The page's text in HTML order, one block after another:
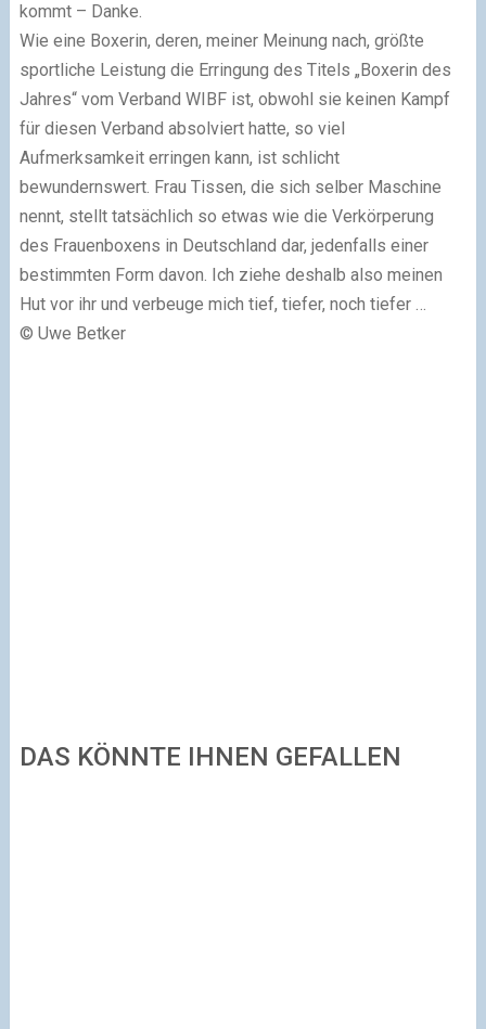
kommt – Danke.
Wie eine Boxerin, deren, meiner Meinung nach, größte
sportliche Leistung die Erringung des Titels „Boxerin des
Jahres“ vom Verband WIBF ist, obwohl sie keinen Kampf
für diesen Verband absolviert hatte, so viel
Aufmerksamkeit erringen kann, ist schlicht
bewundernswert. Frau Tissen, die sich selber Maschine
nennt, stellt tatsächlich so etwas wie die Verkörperung
des Frauenboxens in Deutschland dar, jedenfalls einer
bestimmten Form davon. Ich ziehe deshalb also meinen
Hut vor ihr und verbeuge mich tief, tiefer, noch tiefer …
© Uwe Betker
DAS KÖNNTE IHNEN GEFALLEN